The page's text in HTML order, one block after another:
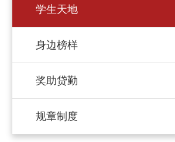
学生天地
身边榜样
奖助贷勤
规章制度